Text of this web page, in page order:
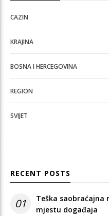
CAZIN
KRAJINA
BOSNA I HERCEGOVINA
REGION
SVIJET
RECENT POSTS
01
Teška saobraćajna
mjestu događaja